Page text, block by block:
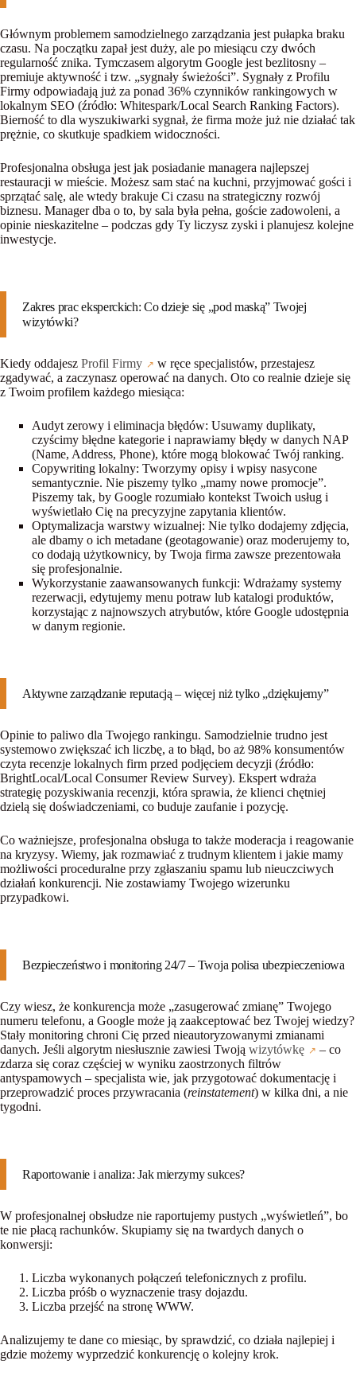
Głównym problemem samodzielnego zarządzania jest pułapka braku
czasu. Na początku zapał jest duży, ale po miesiącu czy dwóch
regularność znika. Tymczasem algorytm Google jest bezlitosny –
premiuje aktywność i tzw. „sygnały świeżości”. Sygnały z Profilu
Firmy odpowiadają już za ponad 36% czynników rankingowych w
lokalnym SEO (źródło: Whitespark/Local Search Ranking Factors).
Bierność to dla wyszukiwarki sygnał, że firma może już nie działać tak
prężnie, co skutkuje spadkiem widoczności.
Profesjonalna obsługa jest jak posiadanie managera najlepszej
restauracji w mieście. Możesz sam stać na kuchni, przyjmować gości i
sprzątać salę, ale wtedy brakuje Ci czasu na strategiczny rozwój
biznesu. Manager dba o to, by sala była pełna, goście zadowoleni, a
opinie nieskazitelne – podczas gdy Ty liczysz zyski i planujesz kolejne
inwestycje.
Zakres prac eksperckich: Co dzieje się „pod maską” Twojej
wizytówki?
Kiedy oddajesz Profil Firmy
w ręce specjalistów, przestajesz
zgadywać, a zaczynasz operować na danych. Oto co realnie dzieje się
z Twoim profilem każdego miesiąca:
Audyt zerowy i eliminacja błędów: Usuwamy duplikaty,
czyścimy błędne kategorie i naprawiamy błędy w danych NAP
(Name, Address, Phone), które mogą blokować Twój ranking.
Copywriting lokalny: Tworzymy opisy i wpisy nasycone
semantycznie. Nie piszemy tylko „mamy nowe promocje”.
Piszemy tak, by Google rozumiało kontekst Twoich usług i
wyświetlało Cię na precyzyjne zapytania klientów.
Optymalizacja warstwy wizualnej: Nie tylko dodajemy zdjęcia,
ale dbamy o ich metadane (geotagowanie) oraz moderujemy to,
co dodają użytkownicy, by Twoja firma zawsze prezentowała
się profesjonalnie.
Wykorzystanie zaawansowanych funkcji: Wdrażamy systemy
rezerwacji, edytujemy menu potraw lub katalogi produktów,
korzystając z najnowszych atrybutów, które Google udostępnia
w danym regionie.
Aktywne zarządzanie reputacją – więcej niż tylko „dziękujemy”
Opinie to paliwo dla Twojego rankingu. Samodzielnie trudno jest
systemowo zwiększać ich liczbę, a to błąd, bo aż 98% konsumentów
czyta recenzje lokalnych firm przed podjęciem decyzji (źródło:
BrightLocal/Local Consumer Review Survey). Ekspert wdraża
strategię pozyskiwania recenzji, która sprawia, że klienci chętniej
dzielą się doświadczeniami, co buduje zaufanie i pozycję.
Co ważniejsze, profesjonalna obsługa to także moderacja i reagowanie
na kryzysy. Wiemy, jak rozmawiać z trudnym klientem i jakie mamy
możliwości proceduralne przy zgłaszaniu spamu lub nieuczciwych
działań konkurencji. Nie zostawiamy Twojego wizerunku
przypadkowi.
Bezpieczeństwo i monitoring 24/7 – Twoja polisa ubezpieczeniowa
Czy wiesz, że konkurencja może „zasugerować zmianę” Twojego
numeru telefonu, a Google może ją zaakceptować bez Twojej wiedzy?
Stały monitoring chroni Cię przed nieautoryzowanymi zmianami
danych. Jeśli algorytm niesłusznie zawiesi Twoją wizytówkę
– co
zdarza się coraz częściej w wyniku zaostrzonych filtrów
antyspamowych – specjalista wie, jak przygotować dokumentację i
przeprowadzić proces przywracania (reinstatement) w kilka dni, a nie
tygodni.
Raportowanie i analiza: Jak mierzymy sukces?
W profesjonalnej obsłudze nie raportujemy pustych „wyświetleń”, bo
te nie płacą rachunków. Skupiamy się na twardych danych o
konwersji:
Liczba wykonanych połączeń telefonicznych z profilu.
Liczba próśb o wyznaczenie trasy dojazdu.
Liczba przejść na stronę WWW.
Analizujemy te dane co miesiąc, by sprawdzić, co działa najlepiej i
gdzie możemy wyprzedzić konkurencję o kolejny krok.